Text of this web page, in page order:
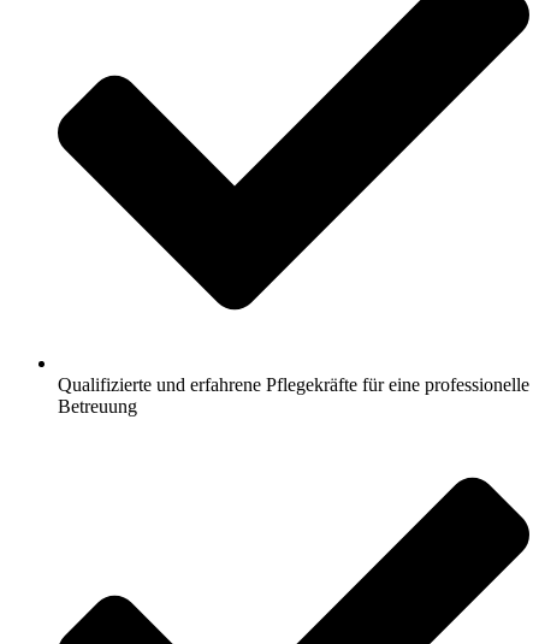
Qualifizierte und erfahrene Pflegekräfte für eine professionelle
Betreuung